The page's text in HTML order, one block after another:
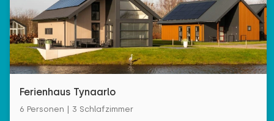
Ferienhaus Tynaarlo
6 Personen | 3 Schlafzimmer